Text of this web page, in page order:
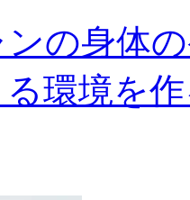
ンの身体
環境を